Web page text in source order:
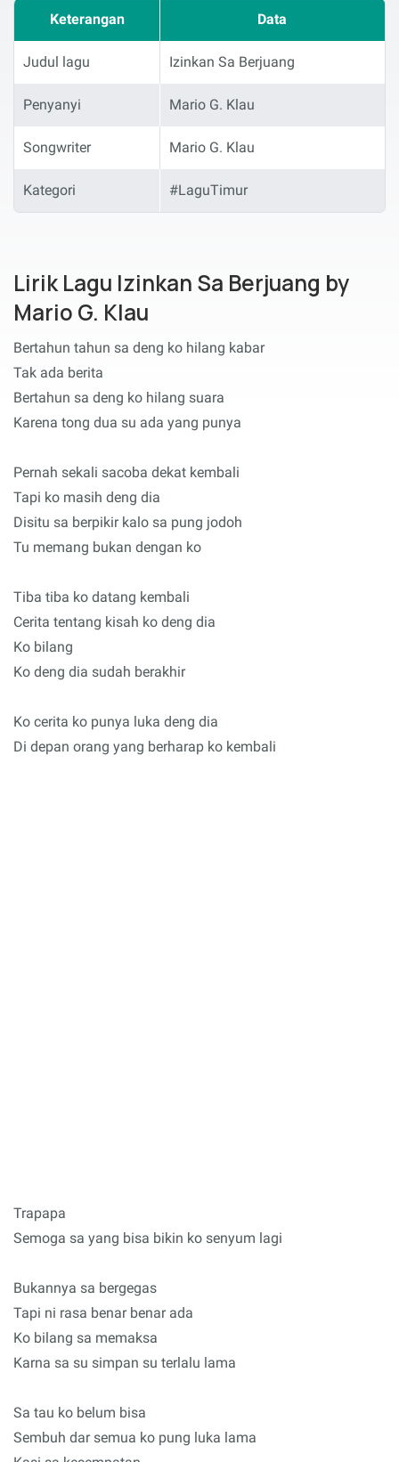
Keterangan Data
Judul lagu Izinkan Sa Berjuang
Penyanyi Mario G. Klau
Songwriter Mario G. Klau
Kategori #LaguTimur
Lirik Lagu Izinkan Sa Berjuang by
Mario G. Klau
Bertahun tahun sa deng ko hilang kabar
Tak ada berita
Bertahun sa deng ko hilang suara
Karena tong dua su ada yang punya
Pernah sekali sacoba dekat kembali
Tapi ko masih deng dia
Disitu sa berpikir kalo sa pung jodoh
Tu memang bukan dengan ko
Tiba tiba ko datang kembali
Cerita tentang kisah ko deng dia
Ko bilang
Ko deng dia sudah berakhir
Ko cerita ko punya luka deng dia
Di depan orang yang berharap ko kembali
Trapapa
Semoga sa yang bisa bikin ko senyum lagi
Bukannya sa bergegas
Tapi ni rasa benar benar ada
Ko bilang sa memaksa
Karna sa su simpan su terlalu lama
Sa tau ko belum bisa
Sembuh dar semua ko pung luka lama